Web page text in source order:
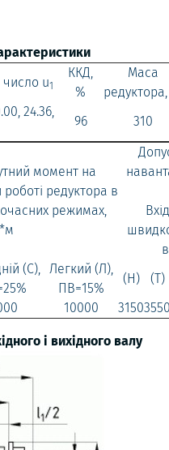
u1
ККД,
%
Маса
24.36,
96 310
момент на
редуктора в
режимах,
(С), Легкий (Л),
ПВ=15%
(Н) (Т)
10000 31503550
і вихідного валу